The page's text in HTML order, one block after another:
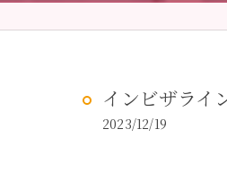
インビザライ
2023/12/19